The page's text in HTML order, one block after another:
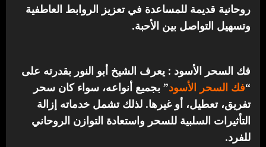
روحانية قديمة للمساعدة في تعزيز الروابط العاطفية
وتسهيل التواصل بين الأحبة.
فك السحر الأسود : يعرف الشيخ أبو النور بقدرته على
“فك السحر الأسود” بجميع أنواعه، سواء كان سحر
تفريق، تعطيل، أو غيرها. لذلك تشمل خدماته إزالة
التأثيرات السلبية للسحر واستعادة التوازن الروحاني
للفرد.